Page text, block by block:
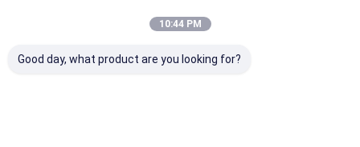
10:44 PM
Good day, what product are you looking for?